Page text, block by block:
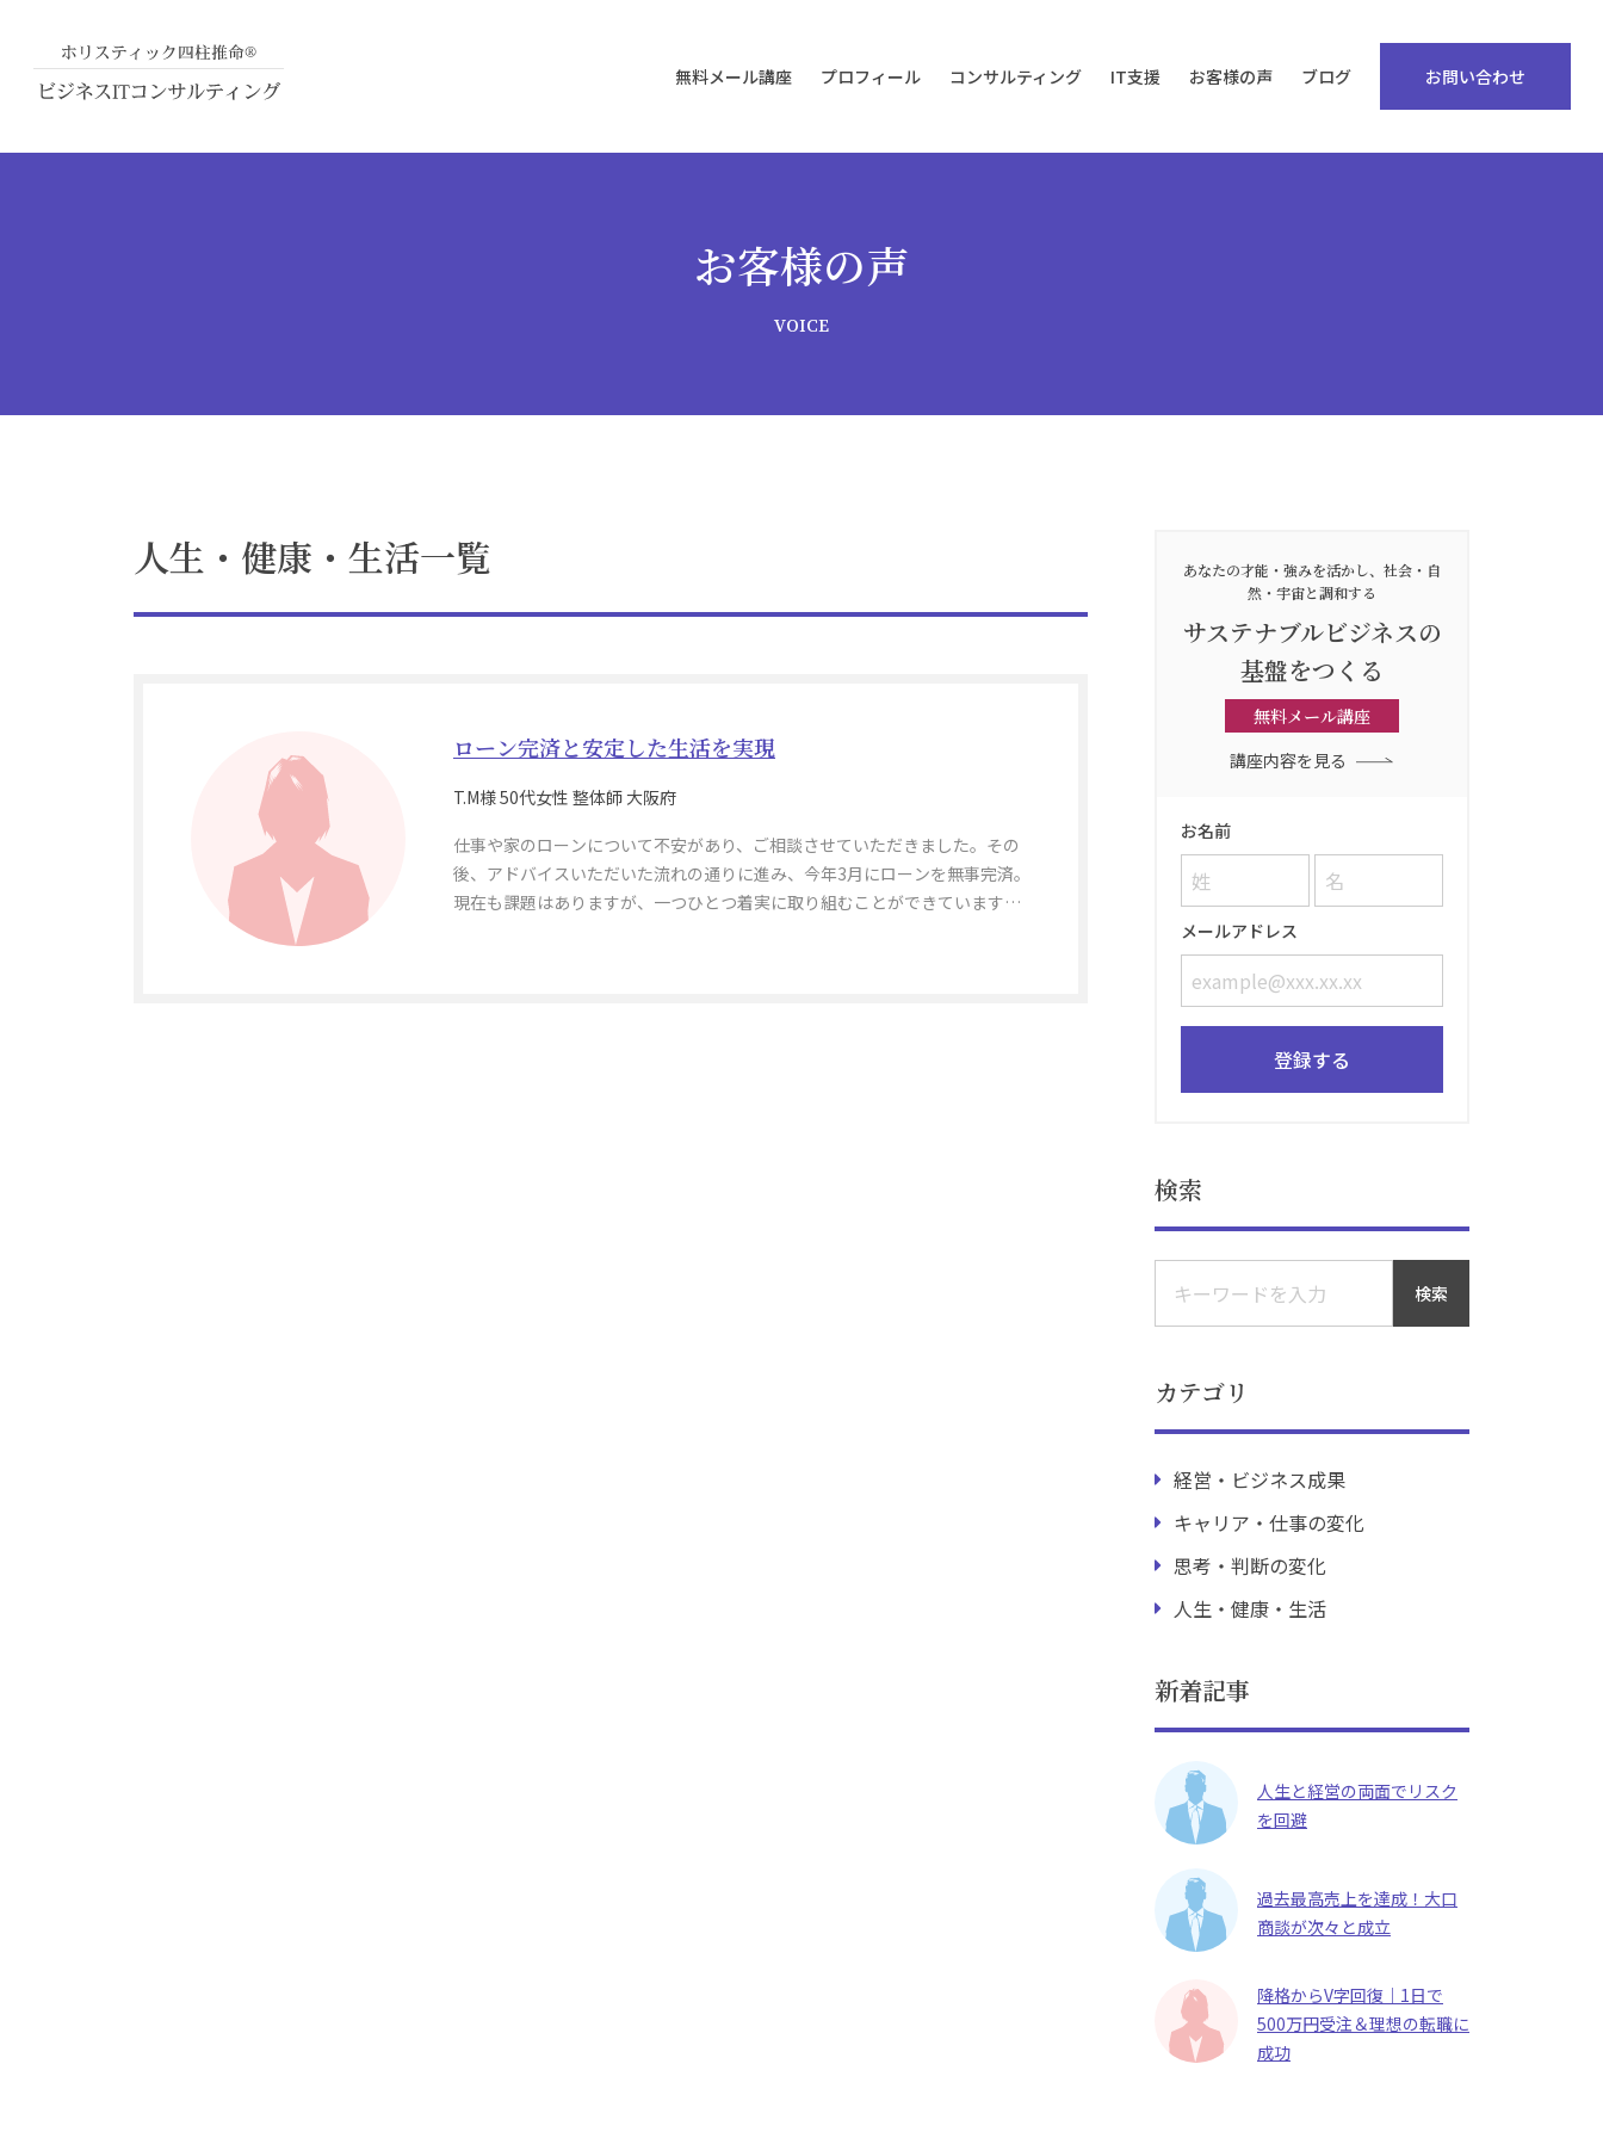
無料メール講座 プロフィール コンサルティング IT支援 お客様の声 ブログ お問い合わせ
お客様の声
人生・健康・生活一覧
ローン完済と安定した生活を実現
T.M様 50代女性 整体師 大阪府
仕事や家のローンについて不安があり、ご相談させていただきました。その
後、アドバイスいただいた流れの通りに進み、今年3月にローンを無事完済。
現在も課題はありますが、一つひとつ着実に取り組むことができています。
あなたの才能・強みを活かし、 社会・自
然・宇宙と調和する
サステナブルビジネスの
基盤をつくる
無料メール講座
講座内容を見る
お名前
メールアドレス
登録する
検索
検索
カテゴリ
経営・ビジネス成果
キャリア・仕事の変化
思考・判断の変化
人生・健康・生活
新着記事
人生と経営の両面でリスク
を回避
過去最高売上を達成！大口
商談が次々と成立
降格からV字回復｜1日で
500万円受注＆理想の転職に
成功